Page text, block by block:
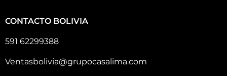
CONTACTO BOLIVIA
591 62299388
Ventasbolivia@grupocasalima.com